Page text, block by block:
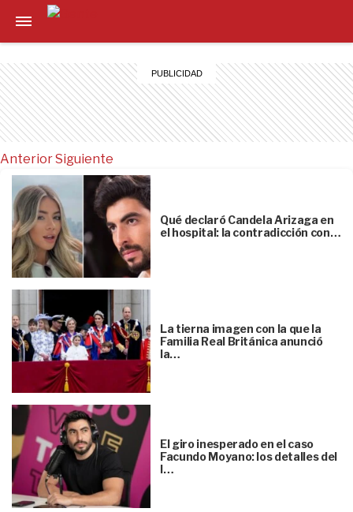
Anterior
Qué declaró Candela Arizaga en
el hospital: la contradicción con…
La tierna imagen con la que la
Familia Real Británica anunció
la…
El giro inesperado en el caso
Facundo Moyano: los detalles del
l…
Siguiente